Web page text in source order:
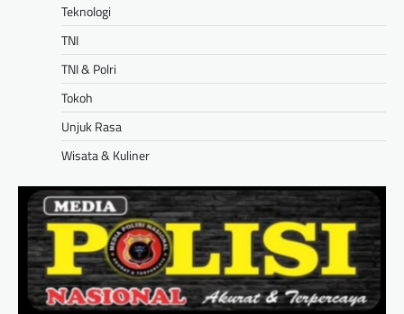
Teknologi
TNI
TNI & Polri
Tokoh
Unjuk Rasa
Wisata & Kuliner